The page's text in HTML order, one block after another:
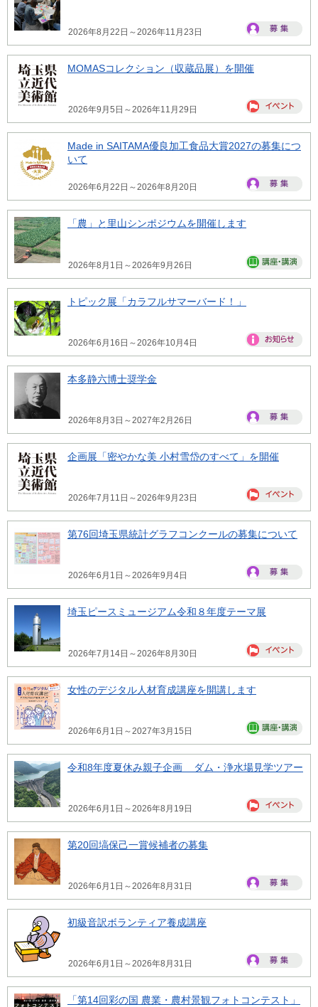
2026年8月22日～2026年11月23日
MOMASコレクション（収蔵品展）を開催
2026年9月5日～2026年11月29日
Made in SAITAMA優良加工食品大賞2027の募集につ
いて
2026年6月22日～2026年8月20日
「農」と里山シンポジウムを開催します
2026年8月1日～2026年9月26日
トピック展「カラフルサマーバード！」
2026年6月16日～2026年10月4日
本多静六博士奨学金
2026年8月3日～2027年2月26日
企画展「密やかな美 小村雪岱のすべて」を開催
2026年7月11日～2026年9月23日
第76回埼玉県統計グラフコンクールの募集について
2026年6月1日～2026年9月4日
埼玉ピースミュージアム令和８年度テーマ展
2026年7月14日～2026年8月30日
女性のデジタル人材育成講座を開講します
2026年6月1日～2027年3月15日
令和8年度夏休み親子企画 ダム・浄水場見学ツアー
2026年6月1日～2026年8月19日
第20回塙保己一賞候補者の募集
2026年6月1日～2026年8月31日
初級音訳ボランティア養成講座
2026年6月1日～2026年8月31日
「第14回彩の国 農業・農村景観フォトコンテスト」